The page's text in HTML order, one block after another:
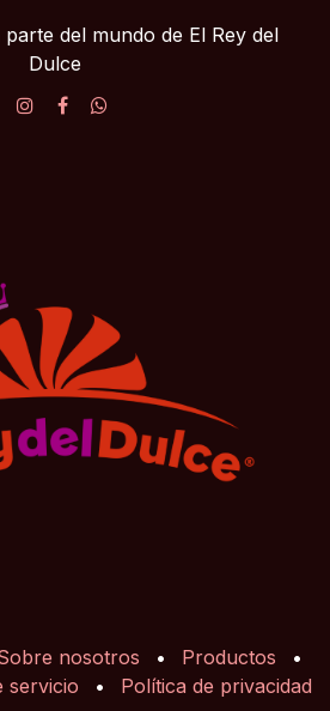
del mundo de El Rey del
Dulce
nosotros • Productos
•
servicio
• Política de privacidad